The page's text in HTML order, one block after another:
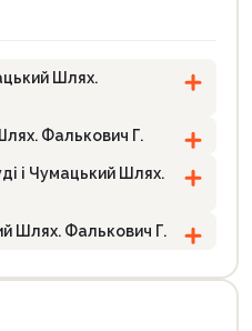
Шлях.
Фалькович Г.
і Чумацький Шлях.
Шлях. Фалькович Г.